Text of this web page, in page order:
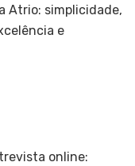
Atrio: simplicidade,
e
online: